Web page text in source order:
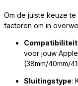
Om de juiste keuze
factoren om in
Compatibiliteit
voor jouw
(38mm/40mm/
Sluitingstype: